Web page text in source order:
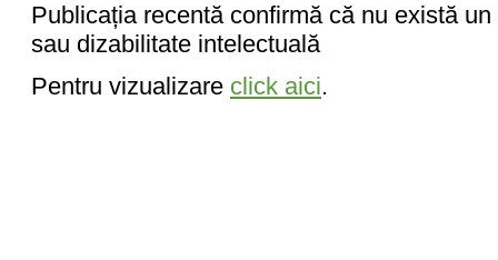
Publicația recentă confirmă că nu există
sau dizabilitate intelectuală
Pentru vizualizare click aici.